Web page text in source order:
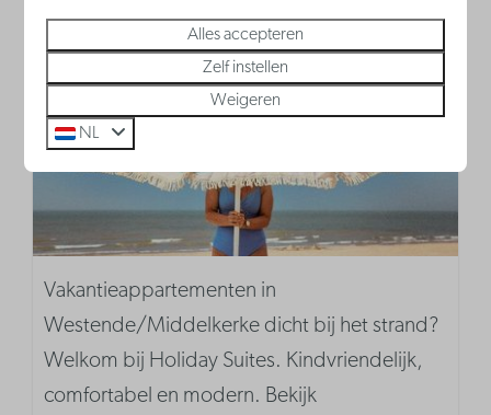
België - Belgische kust
Vakantieappartementen in
Westende/Middelkerke dicht bij het strand?
Welkom bij Holiday Suites. Kindvriendelijk,
comfortabel en modern. Bekijk
Alles accepteren
Zelf instellen
Weigeren
NL